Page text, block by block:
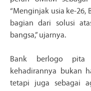
“Menginjak usia ke-26,
bagian dari solusi
bangsa,” ujarnya.
Bank berlogo pita
kehadirannya bukan
tetapi juga sebagai